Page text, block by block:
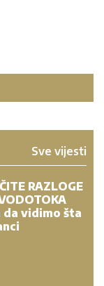
Sve vijesti
RAZLOGE
da vidimo šta